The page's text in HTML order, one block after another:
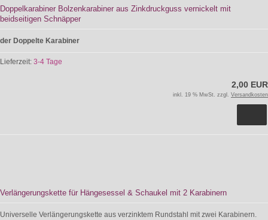
Doppelkarabiner Bolzenkarabiner aus Zinkdruckguss vernickelt mit
beidseitigen Schnäpper
der Doppelte Karabiner
Lieferzeit: 3-4 Tage
2,00 EUR
inkl. 19 % MwSt. zzgl. Versandkosten
Verlängerungskette für Hängesessel & Schaukel mit 2 Karabinern
Universelle Verlängerungskette aus verzinktem Rundstahl mit zwei Karabinern.